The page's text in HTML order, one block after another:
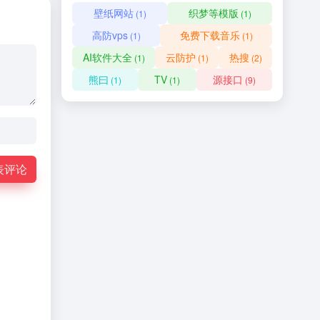
评论
壁纸网站(1) 织梦等模版 (1)
高防vps(1) 免费下载音乐(1)
AI软件大全(1) 云防护 (1) 热搜 (2)
熊曰 (1) TV (1) 源接口 (9)